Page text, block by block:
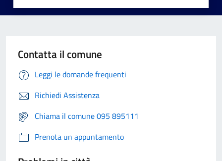
Contatta il comune
Leggi le domande frequenti
Richiedi Assistenza
Chiama il comune 095 895111
Prenota un appuntamento